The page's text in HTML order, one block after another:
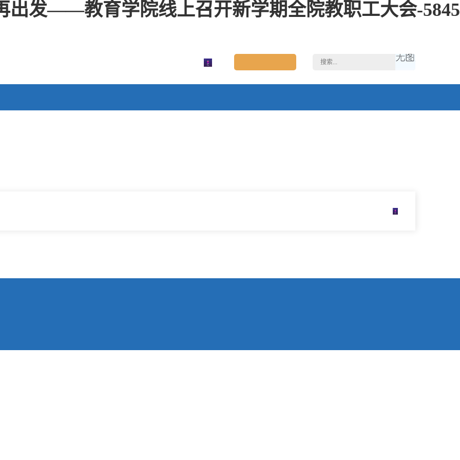
出发——教育学院线上召开新学期全院教职工大会-5845